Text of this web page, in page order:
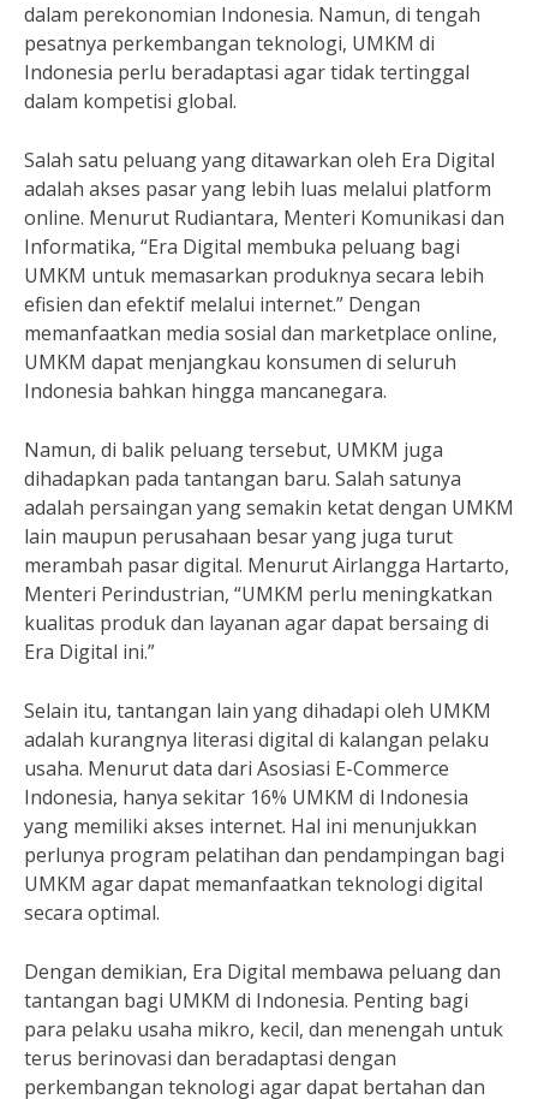
dalam perekonomian Indonesia. Namun, di tengah
pesatnya perkembangan teknologi, UMKM di
Indonesia perlu beradaptasi agar tidak tertinggal
dalam kompetisi global.
Salah satu peluang yang ditawarkan oleh Era Digital
adalah akses pasar yang lebih luas melalui platform
online. Menurut Rudiantara, Menteri Komunikasi dan
Informatika, “Era Digital membuka peluang bagi
UMKM untuk memasarkan produknya secara lebih
efisien dan efektif melalui internet.” Dengan
memanfaatkan media sosial dan marketplace online,
UMKM dapat menjangkau konsumen di seluruh
Indonesia bahkan hingga mancanegara.
Namun, di balik peluang tersebut, UMKM juga
dihadapkan pada tantangan baru. Salah satunya
adalah persaingan yang semakin ketat dengan UMKM
lain maupun perusahaan besar yang juga turut
merambah pasar digital. Menurut Airlangga Hartarto,
Menteri Perindustrian, “UMKM perlu meningkatkan
kualitas produk dan layanan agar dapat bersaing di
Era Digital ini.”
Selain itu, tantangan lain yang dihadapi oleh UMKM
adalah kurangnya literasi digital di kalangan pelaku
usaha. Menurut data dari Asosiasi E-Commerce
Indonesia, hanya sekitar 16% UMKM di Indonesia
yang memiliki akses internet. Hal ini menunjukkan
perlunya program pelatihan dan pendampingan bagi
UMKM agar dapat memanfaatkan teknologi digital
secara optimal.
Dengan demikian, Era Digital membawa peluang dan
tantangan bagi UMKM di Indonesia. Penting bagi
para pelaku usaha mikro, kecil, dan menengah untuk
terus berinovasi dan beradaptasi dengan
perkembangan teknologi agar dapat bertahan dan